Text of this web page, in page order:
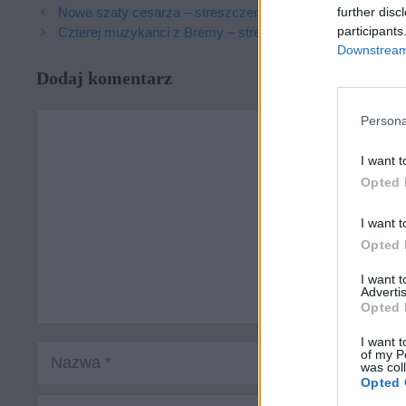
further
I want
Opted
I want
Opted
I want
Opted
I want
of my
was
Opted
Nowe szaty cesarza – streszczenie i morał
Czterej muzykanci z Bremy – streszczenie i morał
Dodaj komentarz
Nazwa